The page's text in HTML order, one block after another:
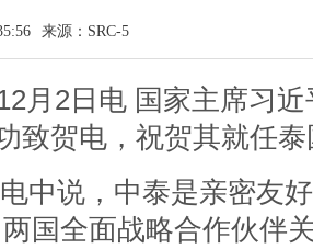
来源：SRC-5
月2日电 国家主席习近
致贺电，祝贺其就任
中说，中泰是亲密友
国全面战略合作伙伴